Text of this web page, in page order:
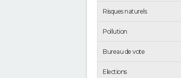
Risques naturels
Pollution
Bureau de vote
Elections